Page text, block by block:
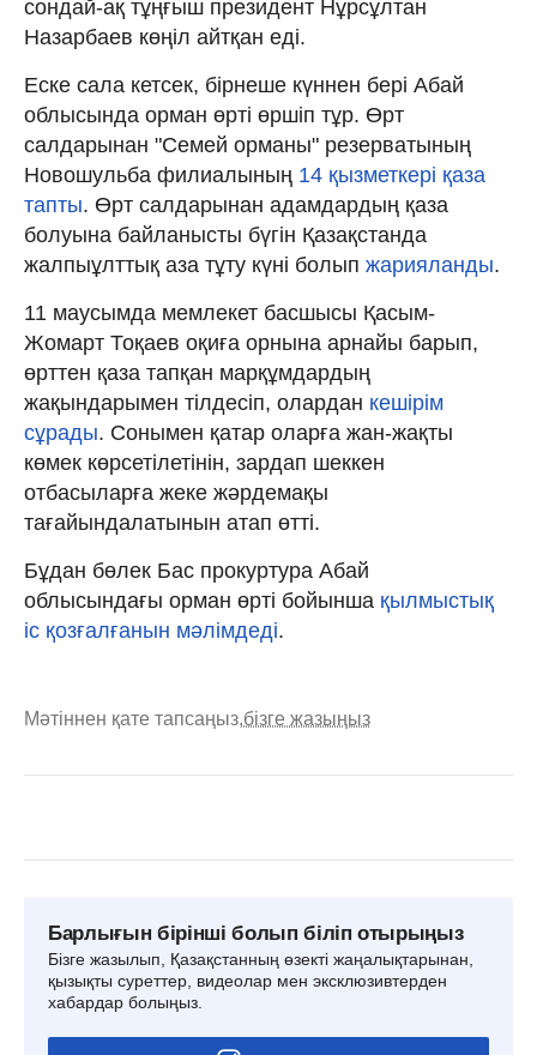
сондай-ақ тұңғыш президент Нұрсұлтан
Назарбаев көңіл айтқан еді.
Еске сала кетсек, бірнеше күннен бері Абай
облысында орман өрті өршіп тұр. Өрт
салдарынан "Семей орманы" резерватының
Новошульба филиалының 14 қызметкері қаза
тапты. Өрт салдарынан адамдардың қаза
болуына байланысты бүгін Қазақстанда
жалпыұлттық аза тұту күні болып жарияланды.
11 маусымда мемлекет басшысы Қасым-
Жомарт Тоқаев оқиға орнына арнайы барып,
өрттен қаза тапқан марқұмдардың
жақындарымен тілдесіп, олардан кешірім
сұрады. Сонымен қатар оларға жан-жақты
көмек көрсетілетінін, зардап шеккен
отбасыларға жеке жәрдемақы
тағайындалатынын атап өтті.
Бұдан бөлек Бас прокуртура Абай
облысындағы орман өрті бойынша қылмыстық
іс қозғалғанын мәлімдеді.
Мәтіннен қате тапсаңыз,бізге жазыңыз
Барлығын бірінші болып біліп отырыңыз
Бізге жазылып, Қазақстанның өзекті жаңалықтарынан,
қызықты суреттер, видеолар мен эксклюзивтерден
хабардар болыңыз.